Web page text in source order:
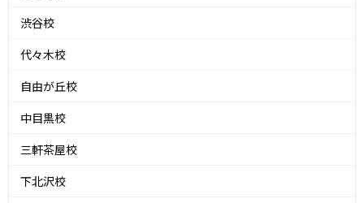
渋谷校
代々木校
自由が丘校
中目黒校
三軒茶屋校
下北沢校